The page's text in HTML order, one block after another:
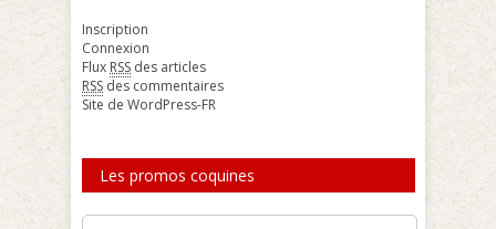
Inscription
Connexion
Flux RSS des articles
RSS des commentaires
Site de WordPress-FR
Les promos coquines